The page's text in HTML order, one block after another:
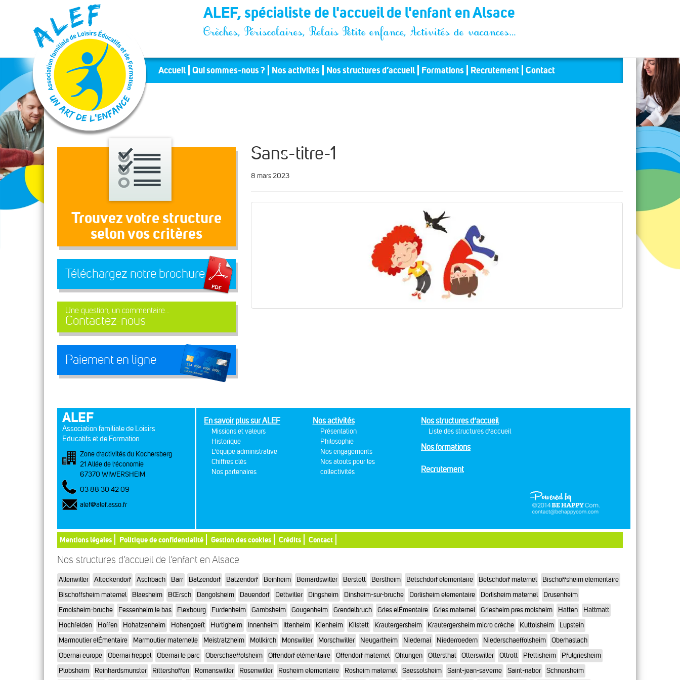
Panneau de gestion des cookies ALEF, spécialiste de l'accueil de l'enfant en Alsace
Crèches, Périscolaires, Relais Petite enfance, Activités de vacances…
Accueil Qui sommes-nous ? Nos activités Nos structures d’accueil Formations Recrutement Contact
Trouvez votre structure
selon vos critères
Téléchargez notre brochure
Une question, un commentaire...
Contactez-nous
Paiement en ligne
Sans-titre-1
8 mars 2023
ALEF
Association familiale de Loisirs
Educatifs et de Formation
Zone d’activités du Kochersberg
21 Allée de l’économie
67370 WIWERSHEIM
03 88 30 42 09
alef@alef.asso.fr
En savoir plus sur ALEF
Missions et valeurs
Historique
L'équipe administrative
Chiffres clés
Nos partenaires
Nos activités
Présentation
Philosophie
Nos engagements
Nos atouts pour les
collectivités
Nos structures d’accueil
Liste des structures d’accueil
Nos formations
Recrutement
Mentions légales Politique de confidentialité Gestion des cookies Crédits Contact
Nos structures d’accueil de l’enfant en Alsace
Allenwiller Alteckendorf Aschbach Barr Batzendorf Batzendorf Beinheim Bernardswiller Berstett Berstheim Betschdorf elementaire Betschdorf maternel
Bischoffsheim elementaire
Bischoffsheim maternel
Blaesheim BŒrsch Dangolsheim Dauendorf Dettwiller Dingsheim Dinsheim-sur-bruche Dorlisheim elementaire Dorlisheim maternel
Drusenheim
Ernolsheim-bruche
Fessenheim le bas Flexbourg Furdenheim Gambsheim Gougenheim Grendelbruch Gries elÉmentaire Gries maternel Griesheim pres molsheim Hatten
Hattmatt
Hochfelden
Hoffen Hohatzenheim Hohengoeft Hurtigheim Innenheim Ittenheim Kienheim Kilstett Krautergersheim Krautergersheim micro crèche Kuttolsheim
Lupstein
Marmoutier elÉmentaire
Marmoutier maternelle Meistratzheim Mollkirch Monswiller Morschwiller Neugartheim Niedernai Niederroedern Niederschaeffolsheim
Oberhaslach
Obernai europe
Obernai freppel Obernai le parc Oberschaeffolsheim Offendorf elémentaire Offendorf maternel Ohlungen Ottersthal Otterswiller Ottrott Pfettisheim
Pfulgriesheim
Plobsheim
Reinhardsmunster Rittershoffen Romanswiller Rosenwiller Rosheim elementaire Rosheim maternel Saessolsheim Saint-jean-saverne Saint-nabor Schnersheim